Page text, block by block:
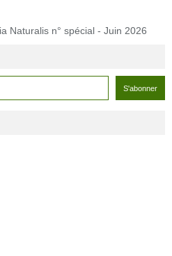
Naturalis n° spécial - Juin 2026